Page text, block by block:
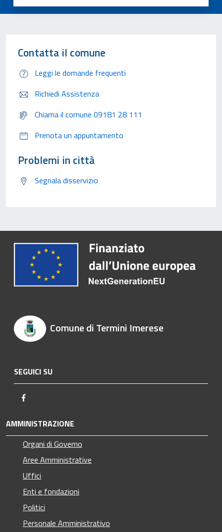
Contatta il comune
Leggi le domande frequenti
Richiedi Assistenza
Chiama il comune 09181 28 111
Prenota un appuntamento
Problemi in città
Segnala disservizio
Comune di Termini Imerese
SEGUICI SU
AMMINISTRAZIONE
Organi di Governo
Aree Amministrative
Uffici
Enti e fondazioni
Politici
Personale Amministrativo